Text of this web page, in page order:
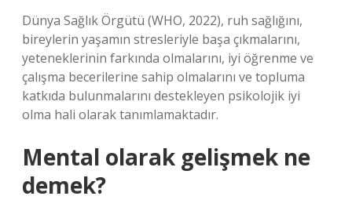
Dünya Sağlık Örgütü (WHO, 2022), ruh sağlığını,
bireylerin yaşamın stresleriyle başa çıkmalarını,
yeteneklerinin farkında olmalarını, iyi öğrenme ve
çalışma becerilerine sahip olmalarını ve topluma
katkıda bulunmalarını destekleyen psikolojik iyi
olma hali olarak tanımlamaktadır.
Mental olarak gelişmek ne
demek?